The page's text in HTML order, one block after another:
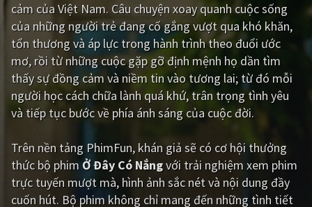
Kinh dị Tội phạm - Hình sự
Phiêu lưu Hài hước
Viễn tưởng Khoa học - Tài liệu
Hoạt hình Thể thao
Tình cảm - Lãng mạn Kỳ ảo
Giật gân Gia đình
Lịch sử
Viễn Tây Tiểu sử
cảm của Việt Nam. Câu chuyện xoay quanh cuộc sống
của những người trẻ đang cố gắng vượt qua khó khăn,
tổn thương và áp lực trong hành trình theo đuổi ước
mơ, rồi từ những cuộc gặp gỡ định mệnh họ dần tìm
thấy sự đồng cảm và niềm tin vào tương lai; từ đó mỗi
người học cách chữa lành quá khứ, trân trọng tình yêu
và tiếp tục bước về phía ánh sáng của cuộc đời.
Trên nền tảng PhimFun, khán giả sẽ có cơ hội thưởng
thức bộ phim Ở Đây Có Nắngvới trải nghiệm xem phim
trực tuyến mượt mà, hình ảnh sắc nét và nội dung đầy
cuốn hút. Bộ phim không chỉ mang đến những tình tiết